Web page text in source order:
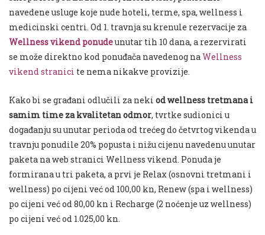
navedene usluge koje nude hoteli, terme, spa, wellness i
medicinski centri. Od 1. travnja su krenule rezervacije za
Wellness vikend ponudeunutar tih 10 dana, a rezervirati
se može direktno kod ponuđača navedenog naWellness
vikend stranici te nema nikakve provizije.
Kako bi se građani odlučili za neki od wellness tretmana i
samim time za kvalitetan odmor, tvrtke sudionici u
događanju su unutar perioda od trećeg do četvrtog vikenda u
travnju ponudile 20% popusta i nižu cijenu navedenu unutar
paketa na web stranici Wellness vikend. Ponuda je
formirana u tri paketa, a prvi je Relax (osnovni tretmani i
wellness) po cijeni već od 100,00 kn, Renew (spa i wellness)
po cijeni već od 80,00 kn i Recharge (2 noćenje uz wellness)
po cijeni već od 1.025,00 kn.